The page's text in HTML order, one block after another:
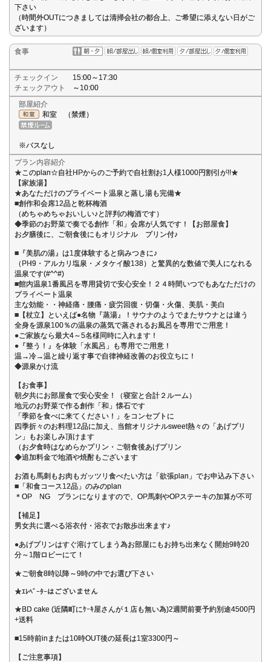
下さい
（時間外OUTにつきましては清掃会社の都合上、ご希望に添えない日がご
ざいます）
食事
チェックイン
15:00～17:30
チェックアウト
～10:00
部屋紹介
和室 （禁煙）
※バスなし
プラン内容紹介
★このplan☆自社HPからのご予約で自社割お1人様1000円割引が!!★
【家族湯】
★あなただけのプライベート温泉と蒸し湯も完備★
■創作和会席12品と乾杯梅酒
（めちゃめちゃおいしい♪と評判の梅酒です）
◆季節のお野菜で奏でる創作「和」会席が人気です！【お部屋食】
お夕膳後に、ご朝食後にもオリジナル プリン付♪
■『美肌の湯』は1度体験すると病みつきに♪
（PH9・アルカリ塩泉・メタケイ酸138）と驚異的な数値で美人になれる
温泉です(#^^#)
■館内温泉1番風呂を専用貸切で安心安全！２４時間いつでもあなただけの
プライベート温泉
主な効能・・神経痛・腰痛・疲労回復・切傷・火傷、美肌・美白
■【杖立】といえば●名物『蒸湯』！サウナのようでまたサウナとは違う
全身を源泉100％の温泉の蒸気で蒸されるお風呂を専用でご用意！
●ご家族なら最大4～5名様同時に入れます！
●『整う！』を体験「水風呂」も専用でご用意！
温→冷→温と繰り返す事で自律神経改善のお役立ちに！
◆源泉かけ流
【お食事】
朝夕共にお部屋食で安心安全！（寝室と合計２ルーム）
地元のお野菜で作る創作「和」懐石です
「季節を食べに来てください！」をコンセプトに
四季折々のお料理12品に加え、当館オリジナルsweet熱々の「あげプリ
ン」もお楽しみ頂けます
（お夕食時はなめらかプリン・ご朝食後あげプリン
◆追加料金で地酒や焼酎もございます
お酒も馬刺もお肉もガッツリ食べたい方は「欲張plan」でお申込み下さい
■「和食コース12品」のみのplan
＊OP NG プランになりますので、OP馬刺やOPステーキの加算が不可
【補足】
男女共に選べる浴衣付・浴衣でお散歩出来ます♪
●あげプリンはすぐ溶けてしまう為お部屋にもお持ち出来なく開始9時20
分～1階ロビーにて！
★ご朝食8時以降～9時の中でお選び下さい
★ｴﾚﾍﾞｰﾀｰはございません
★BD cake (近隣町にｹｰｷ屋さんが１店も無い為)2週間前要予約別途4500円
+送料
■15時前inまたは10時OUT後の延長は1室3300円～
【ご注意事項】